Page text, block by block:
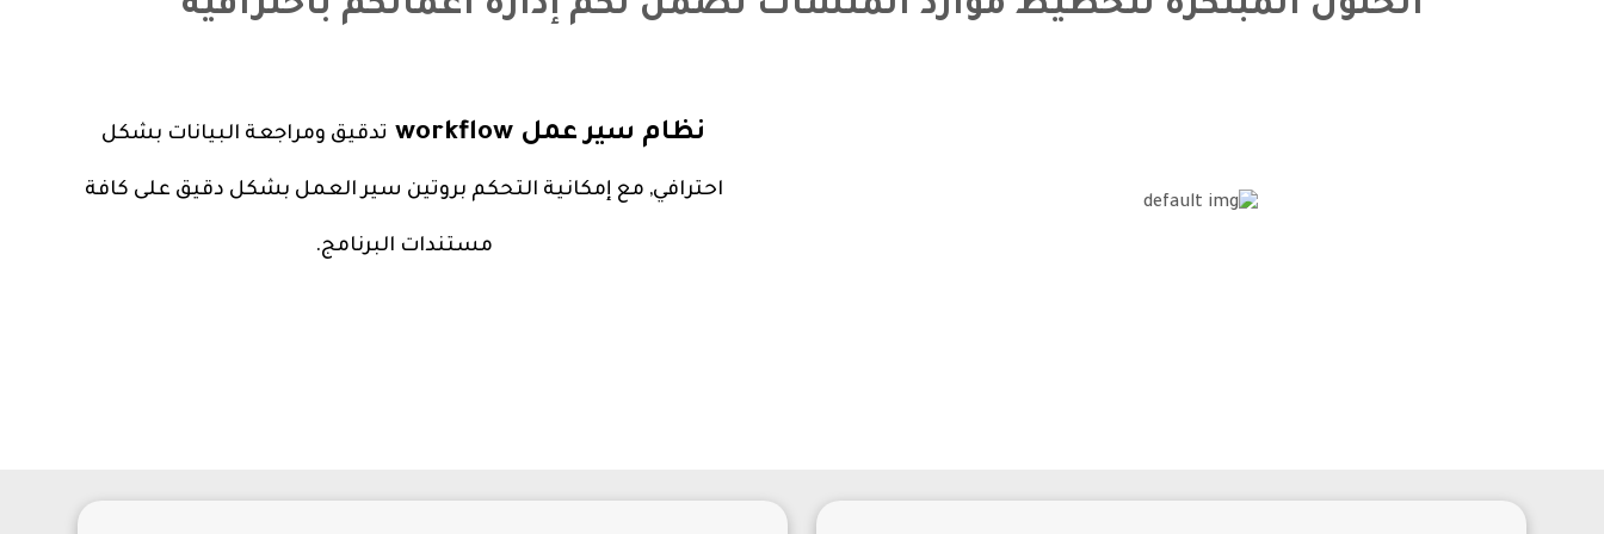
نظام سير عمل workflow تدقيق ومراجعة البيانات بشكل
احترافي, مع إمكانية التحكم بروتين سير العمل بشكل دقيق على كافة
مستندات البرنامج.